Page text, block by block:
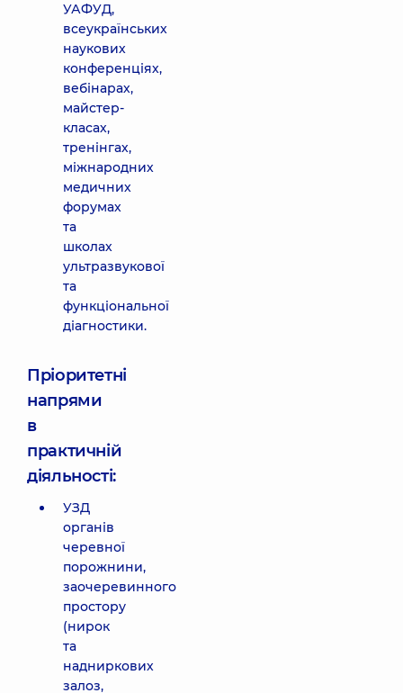
УАФУД,
всеукраїнських
наукових
конференціях,
вебінарах,
майстер-
класах,
тренінгах,
міжнародних
медичних
форумах
та
школах
ультразвукової
та
функціональної
діагностики.
Пріоритетні
напрями
в
практичній
діяльності:
УЗД
органів
черевної
порожнини,
заочеревинного
простору
(нирок
та
надниркових
залоз,